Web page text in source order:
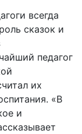
всегда
сказок и
педагог
их
«В
и